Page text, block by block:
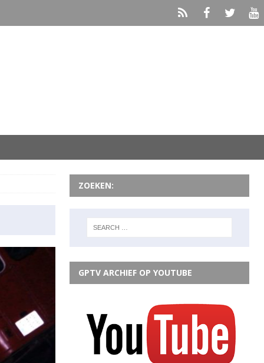
ZOEKEN:
GPTV ARCHIEF OP YOUTUBE